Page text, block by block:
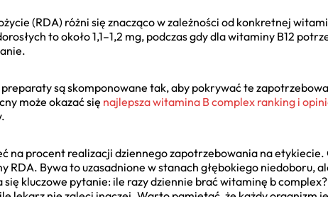
(RDA) różni się znacząco w zależności od konkretnej
to około 1,1–1,2 mg, podczas gdy dla witaminy B12
preparaty są skomponowane tak, aby pokrywać te
może okazać się najlepsza witamina B complex ranking i
na procent realizacji dziennego zapotrzebowania na
RDA. Bywa to uzasadnione w stanach głębokiego niedoboru,
się kluczowe pytanie: ile razy dziennie brać witaminę b